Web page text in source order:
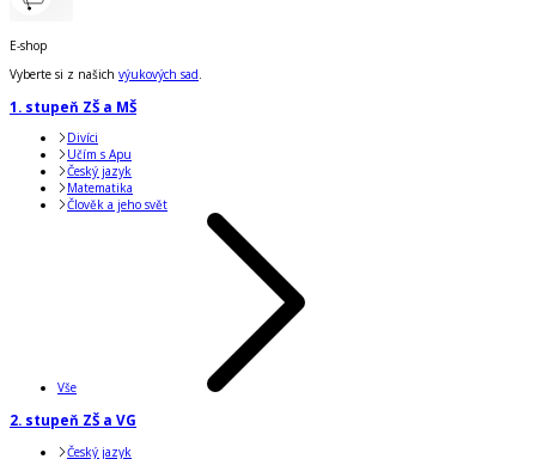
E-shop
Vyberte si z našich výukových sad.
1. stupeň ZŠ a MŠ
Divíci
Učím s Apu
Český jazyk
Matematika
Člověk a jeho svět
Vše
2. stupeň ZŠ a VG
Český jazyk